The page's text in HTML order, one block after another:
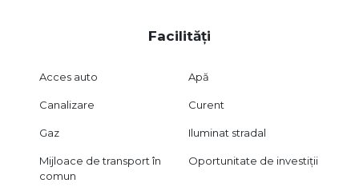
viata modern, echilibrat si conectat la oras, dar cu
Facilități
Acces auto Apă
Canalizare Curent
Gaz Iluminat stradal
Mijloace de transport în
comun
Oportunitate de investiții